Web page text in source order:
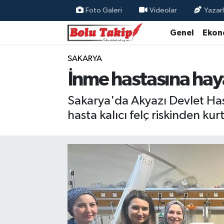
Foto Galeri Videolar
Genel
SAKARYA
İnme hastasına
Sakarya'da Akyazı Devlet
hasta kalıcı felç riskinden